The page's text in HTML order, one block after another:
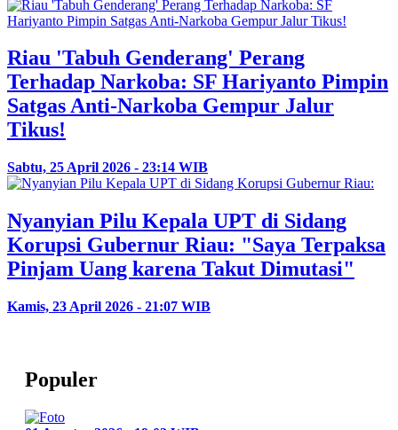
Riau 'Tabuh Genderang' Perang
Terhadap Narkoba: SF Hariyanto Pimpin
Satgas Anti-Narkoba Gempur Jalur
Tikus!
Sabtu, 25 April 2026 - 23:14 WIB
Nyanyian Pilu Kepala UPT di Sidang
Korupsi Gubernur Riau: "Saya Terpaksa
Pinjam Uang karena Takut Dimutasi"
Kamis, 23 April 2026 - 21:07 WIB
Populer